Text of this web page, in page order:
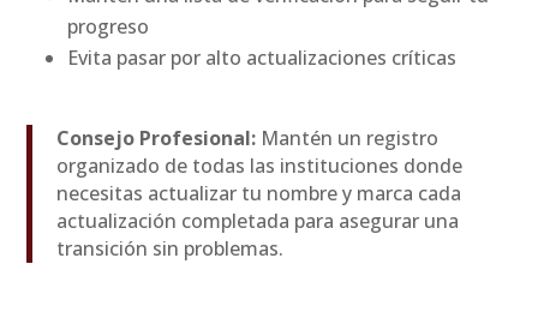
progreso
Evita pasar por alto actualizaciones críticas
Consejo Profesional: Mantén un registro
organizado de todas las instituciones donde
necesitas actualizar tu nombre y marca cada
actualización completada para asegurar una
transición sin problemas.